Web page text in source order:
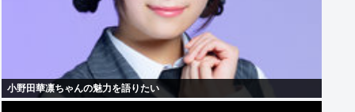
小野田華凛ちゃんの魅力を語りたい